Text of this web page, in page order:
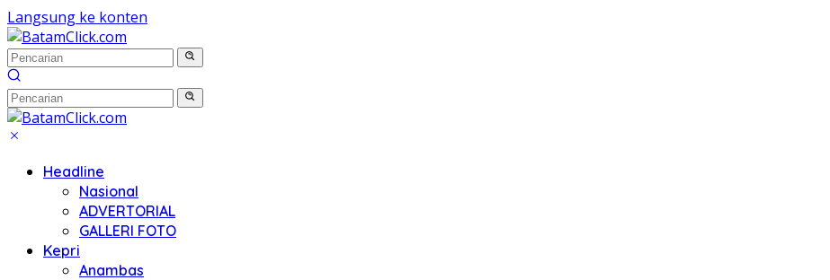
Langsung ke konten
Headline
Nasional
ADVERTORIAL
GALLERI FOTO
Kepri
Anambas